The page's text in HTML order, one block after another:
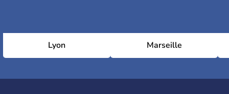
Lyon Marseille